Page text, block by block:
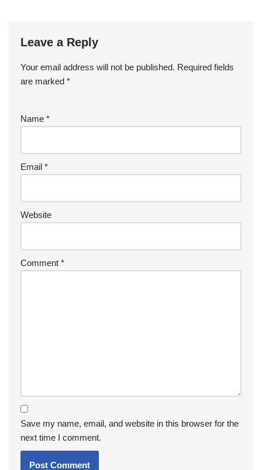
Leave a Reply
Your email address will not be published. Required fields
are marked *
Name *
Email *
Website
Comment *
Save my name, email, and website in this browser for the
next time I comment.